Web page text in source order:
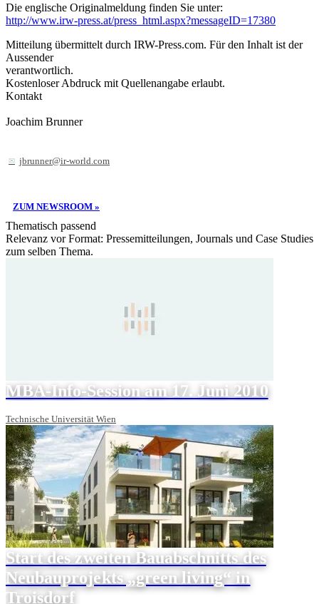
Die englische Originalmeldung finden Sie unter:
http://www.irw-press.at/press_html.aspx?messageID=17380
Mitteilung übermittelt durch IRW-Press.com. Für den Inhalt ist der
Aussender
verantwortlich.
Kostenloser Abdruck mit Quellenangabe erlaubt.
Kontakt
Joachim Brunner
jbrunner@ir-world.com
ZUM NEWSROOM »
Thematisch passend
Relevanz vor Format: Pressemitteilungen, Journals und Case Studies
zum selben Thema.
MBA-Info-Session am 17. Juni 2010
Technische Universität Wien
Start des zweiten Bauabschnitts des
Neubauprojekts „green living“ in
Troisdorf